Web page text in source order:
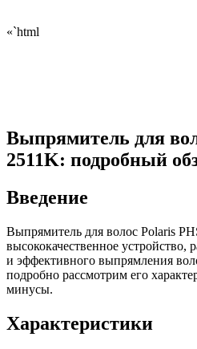
«`html
Выпрямитель для
2511K: подробный
Введение
Выпрямитель для волос Polaris
высококачественное устройство,
и эффективного выпрямления
подробно рассмотрим его
минусы.
Характеристики